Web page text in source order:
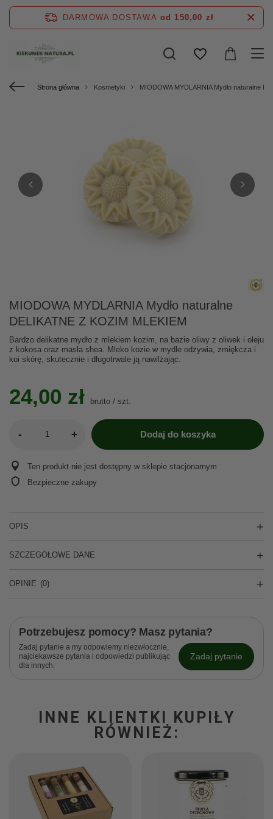
DARMOWA DOSTAWA od 150,00 zł
Strona główna Kosmetyki MIODOWA MYDLARNIA Mydło naturalne
MIODOWA MYDLARNIA Mydło naturalne
DELIKATNE Z KOZIM MLEKIEM
Bardzo delikatne mydło z mlekiem kozim, na bazie oliwy z oliwek i oleju
z kokosa oraz masła shea. Mleko kozie w mydle odżywia, zmiękcza i
koi skórę, skutecznie i długotrwale ją nawilżając.
24,00 zł brutto / szt.
- + Dodaj do koszyka
Ten produkt nie jest dostępny w sklepie stacjonarnym
Bezpieczne zakupy
OPIS
SZCZEGÓŁOWE DANE
OPINIE (0)
Potrzebujesz pomocy? Masz pytania?
Zadaj pytanie a my odpowiemy niezwłocznie,
najciekawsze pytania i odpowiedzi publikując
dla innych.
Zadaj pytanie
INNE KLIENTKI KUPIŁY
RÓWNIEŻ: